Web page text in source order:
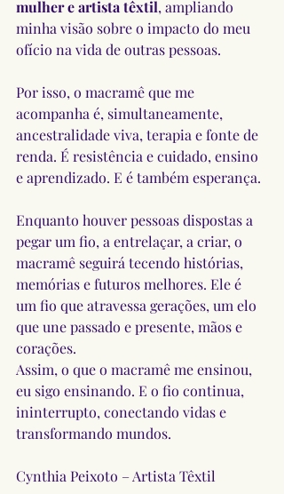
mulher e artista têxtil, ampliando
minha visão sobre o impacto do meu
ofício na vida de outras pessoas.
Por isso, o macramê que me
acompanha é, simultaneamente,
ancestralidade viva, terapia e fonte de
renda. É resistência e cuidado, ensino
e aprendizado. E é também esperança.
Enquanto houver pessoas dispostas a
pegar um fio, a entrelaçar, a criar, o
macramê seguirá tecendo histórias,
memórias e futuros melhores. Ele é
um fio que atravessa gerações, um elo
que une passado e presente, mãos e
corações.
Assim, o que o macramê me ensinou,
eu sigo ensinando. E o fio continua,
ininterrupto, conectando vidas e
transformando mundos.
Cynthia Peixoto – Artista Têxtil